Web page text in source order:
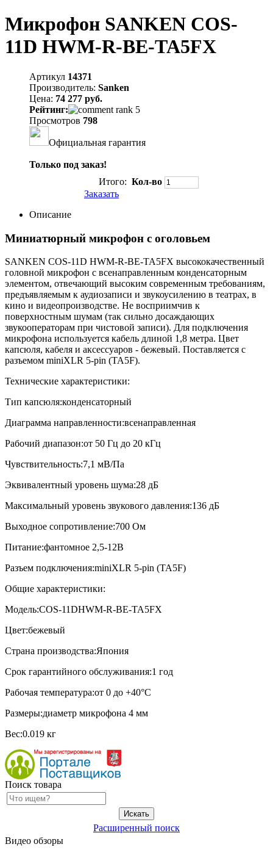
Микрофон SANKEN COS-
11D HWM-R-BE-TA5FX
Артикул 14371
Производитель: Sanken
Цена: 74 277 руб.
Рейтинг:
Просмотров 798
Официальная гарантия
Только под заказ!
Итого: Кол-во
Заказать
Описание
Миниатюрный микрофон с оголовьем
SANKEN COS-11D HWM-R-BE-TA5FX высококачественный
головной микрофон с всенаправленным конденсаторным
элементом, отвечающий высоким современным требованиям,
предъявляемым к аудиозаписи и звукоусилению в театрах, в
кино и видеопроизводстве. Не восприимчив к
поверхностным шумам (так сильно досаждающих
звукооператорам при чистовой записи). Для подключения
микрофона используется кабель длиной 1,8 метра. Цвет
капсюля, кабеля и аксессуаров - бежевый. Поставляется с
разъемом miniXLR 5-pin (TA5F).
Технические характеристики:
Тип капсюля:конденсаторный
Диаграмма направленности:всенаправленная
Рабочий диапазон:от 50 Гц до 20 кГц
Чувствительность:7,1 мВ/Па
Эквивалентный уровень шума:28 дБ
Максимальный уровень звукового давления:136 дБ
Выходное сопротивление:700 Ом
Питание:фантомное 2,5-12В
Разъем подключения:miniXLR 5-pin (TA5F)
Общие характеристики:
Модель:COS-11DHWM-R-BE-TA5FX
Цвет:бежевый
Страна производства:Япония
Срок гарантийного обслуживания:1 год
Рабочая температура:от 0 до +40°C
Размеры:диаметр микрофона 4 мм
Вес:0.019 кг
Поиск товара
Расширенный поиск
Видео обзоры